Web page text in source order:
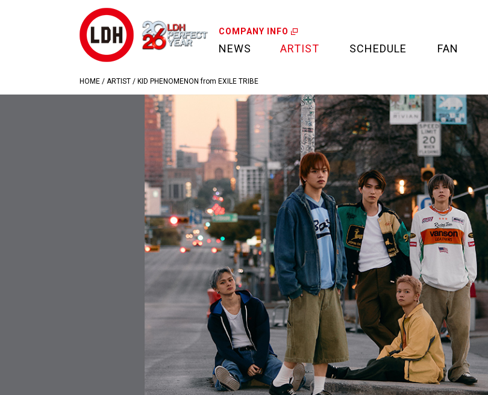
COMPANY INFO
NEWS ARTIST SCHEDULE
CALENDAR
FAN
FAN CLUB
MEDIA
CREDIT CARD
PROJECT
HOME / ARTIST / KID PHENOMENON from EXILE TRIBE